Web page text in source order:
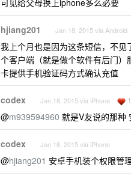
可见给父母换上iphone多么必要
hjiang201 Jan 18, 2015 via Android
我上个月也是因为这条短信，不
个客户端（就是做个软件有后门
卡提供手机验证码方式确认充值
codex Jan 18, 2015 via iPhone 1
@m939594960 就是V友说的那种
codex Jan 18, 2015 via iPhone
@hjiang201 安卓手机装个权限管